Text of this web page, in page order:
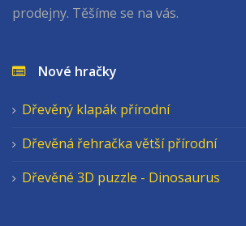
prodejny. Těšíme se na vás.
Nové hračky
Dřevěný klapák přírodní
Dřevěná řehračka větší přírodní
Dřevěné 3D puzzle - Dinosaurus